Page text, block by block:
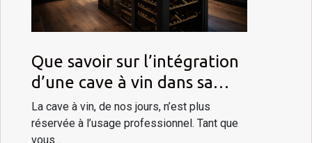
Que savoir sur l’intégration
d’une cave à vin dans sa
cuisine ?
La cave à vin, de nos jours, n’est plus
réservée à l’usage professionnel. Tant que
vous...